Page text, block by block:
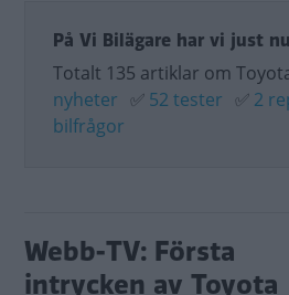
På Vi Bilägare har vi just
Totalt 135 artiklar om
nyheter ✅ 52 tester ✅ 2
bilfrågor
Webb-TV: Första
intrycken av Toyota